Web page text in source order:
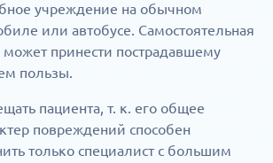
учреждение на обычном
или автобусе. Самостоятельная
может принести пострадавшему
пользы.
пациента, т. к. его общее
повреждений способен
только специалист с большим